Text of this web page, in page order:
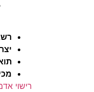
רישוי